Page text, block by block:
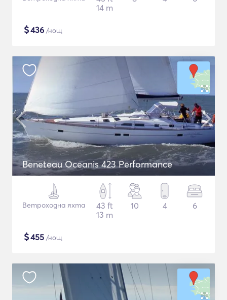
14 m
$436 /нощ
Beneteau Oceanis 423 Performance
Ветроходна яхта
43 ft
13 m
10 4 6
$455 /нощ